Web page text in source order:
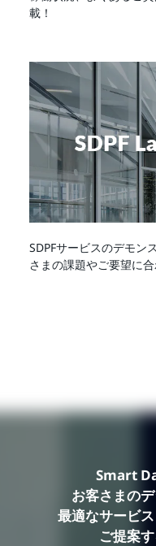
載！
SDPFサービスのデモン
さまの課題やご要望に合
Smart
お客さまの
最適なサービ
ご提案